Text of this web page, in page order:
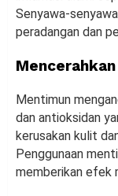
Senyawa-
peradangan dan
Mentimun
dan antioksidan
kerusakan kulit
Penggunaan
memberikan efek